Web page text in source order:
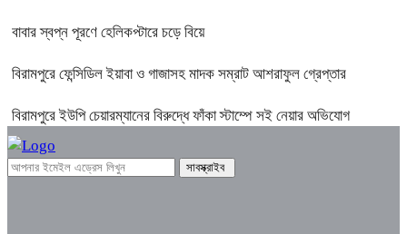
বাবার স্বপ্ন পূরণে হেলিকপ্টারে চড়ে বিয়ে
বিরামপুরে ফেন্সিডিল ইয়াবা ও গাজাসহ মাদক সম্রাট আশরাফুল গ্রেপ্তার
বিরামপুরে ইউপি চেয়ারম্যানের বিরুদ্ধে ফাঁকা স্টাম্পে সই নেয়ার অভিযোগ